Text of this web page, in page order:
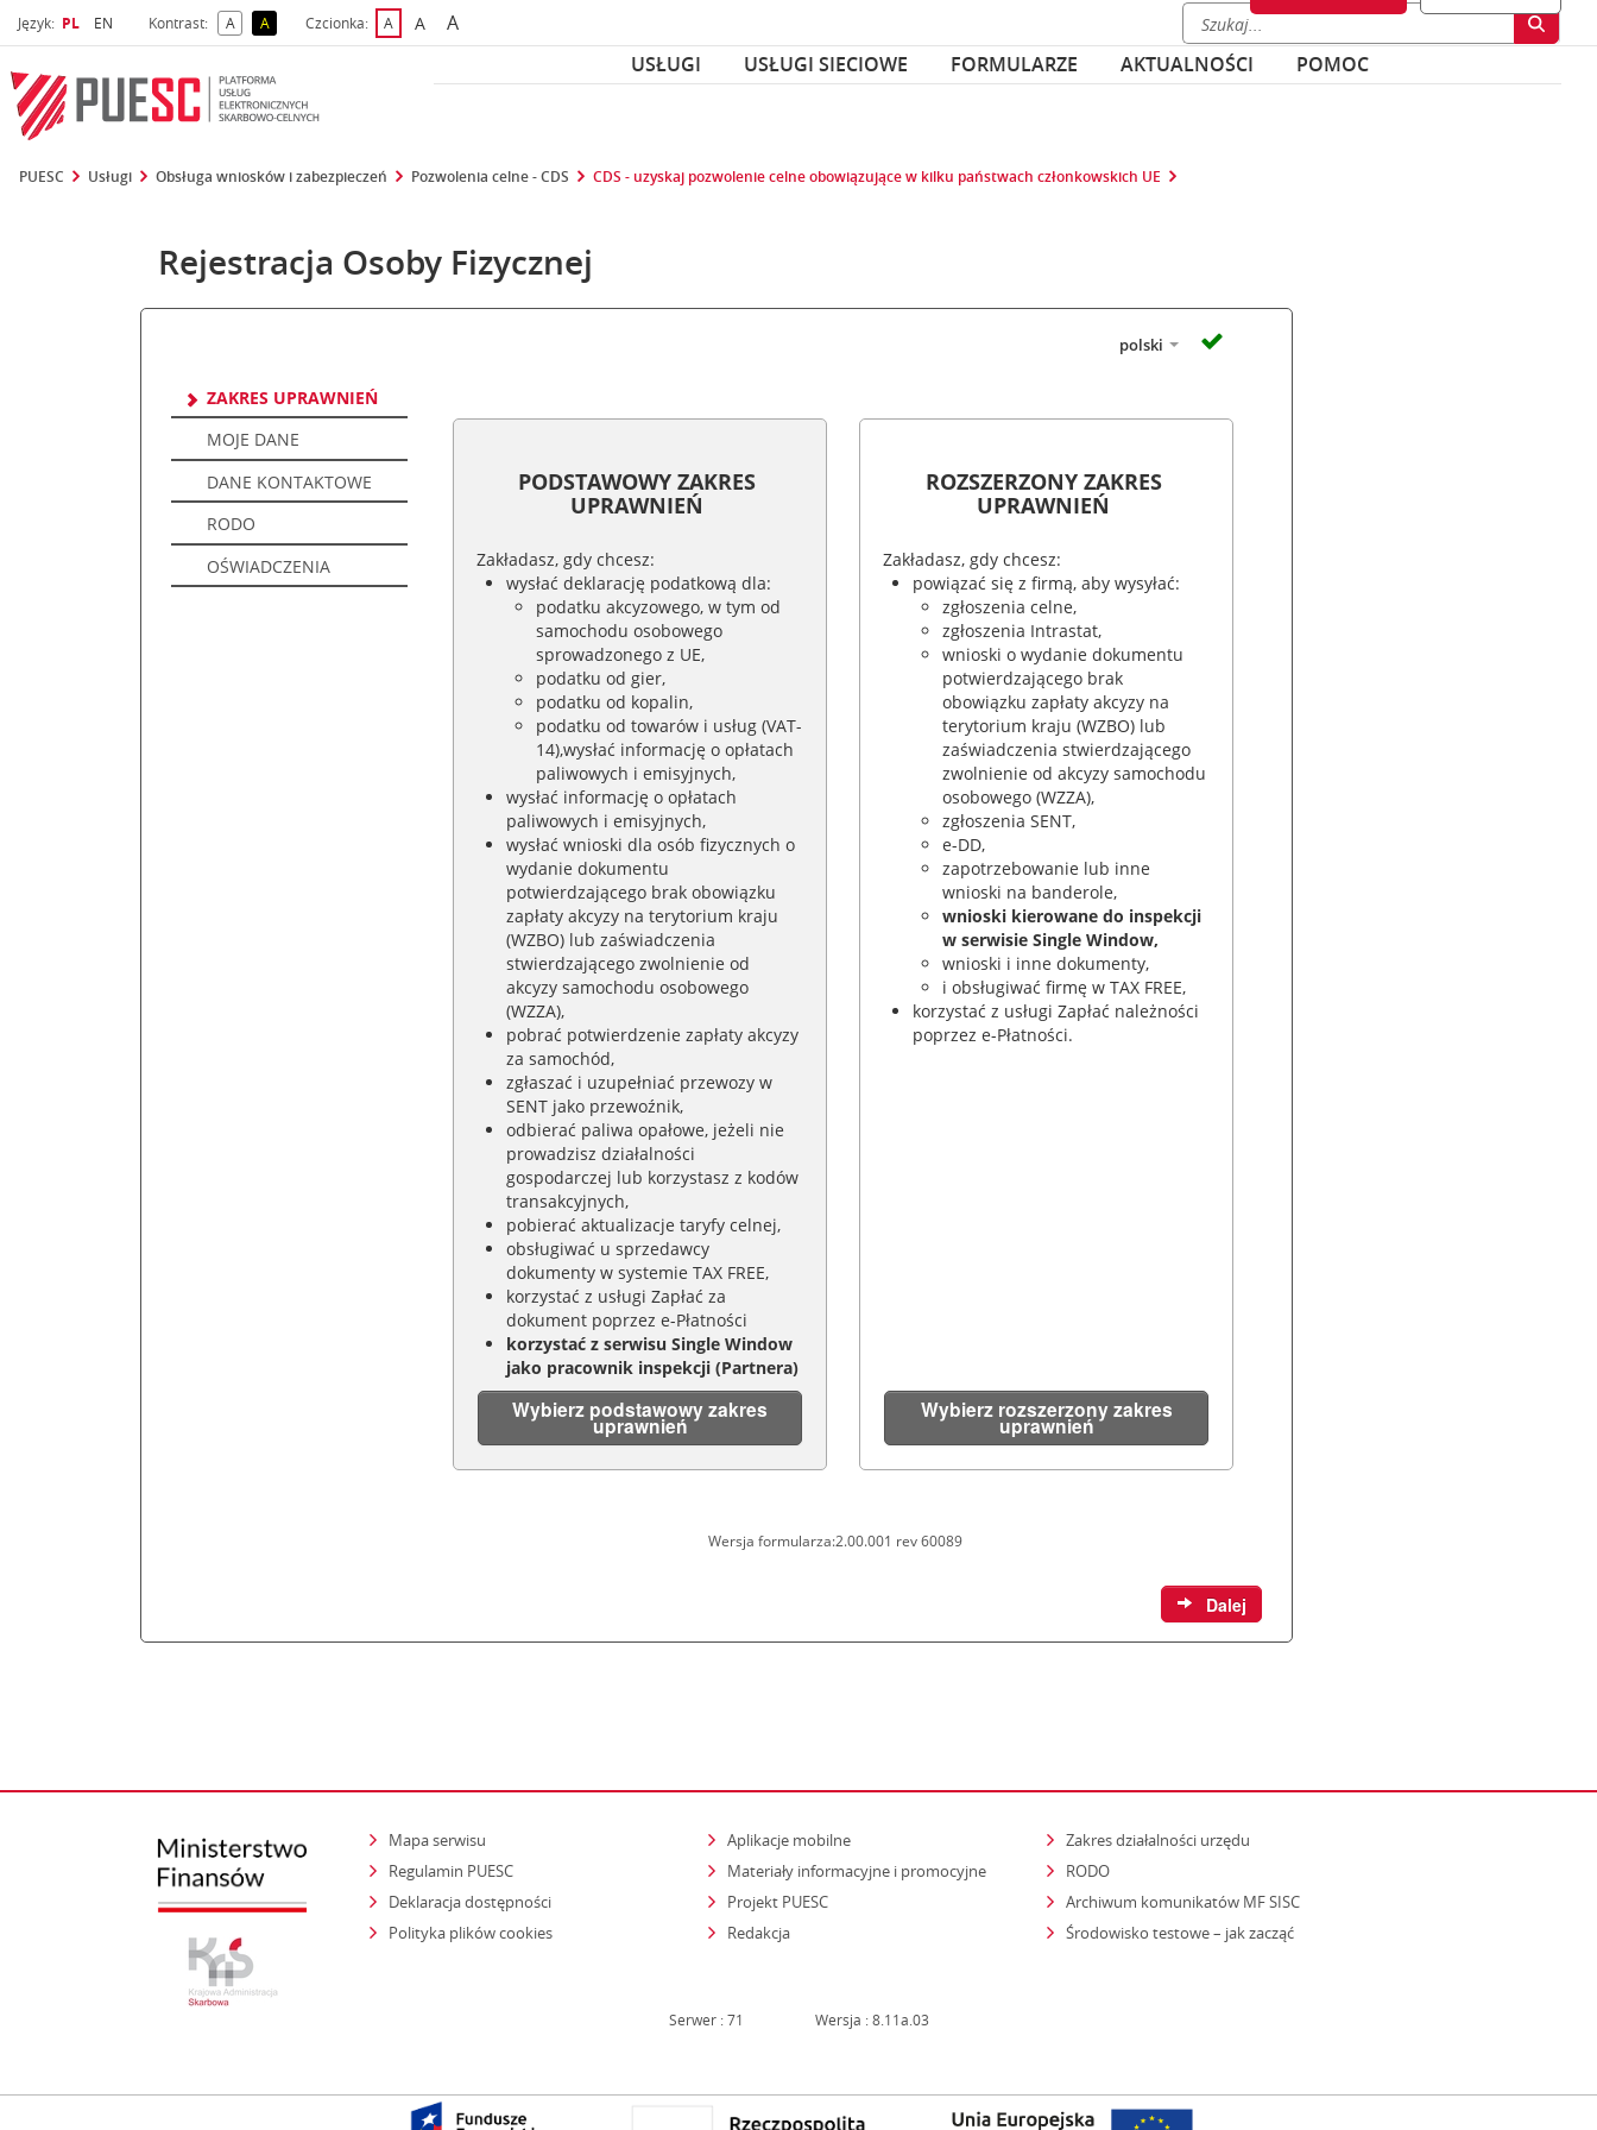
Język: Wybrany język
PL Wybierz język
EN Kontrast: Akontrast domyślny
Akontrast żółty tekst na czarnym tle
Czcionka: Adomyślna czcionka
Awiększa czcionka
Anajwiększa czcionka
USŁUGI
USŁUGI SIECIOWE FORMULARZE AKTUALNOŚCI POMOC
PUESC Usługi Obsługa wniosków i zabezpieczeń Pozwolenia celne - CDS CDS - uzyskaj pozwolenie celne obowiązujące w kilku państwach członkowskich UE
Rejestracja Osoby Fizycznej
Mapa serwisu
Regulamin PUESC
Deklaracja dostępności
Polityka plików cookies
Aplikacje mobilne
Materiały informacyjne i promocyjne
Projekt PUESC
Redakcja
Zakres działalności urzędu
RODO
Archiwum komunikatów MF SISC
Środowisko testowe – jak zacząćstrona otwiera się w nowym oknie
Serwer : 71 Wersja : 8.11a.03